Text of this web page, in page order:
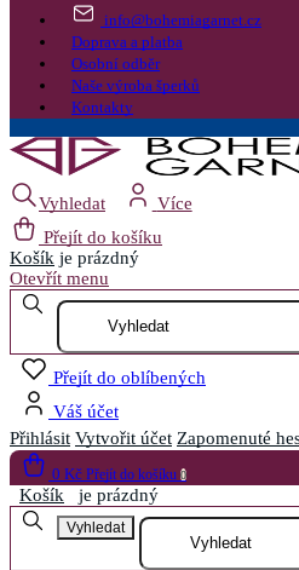
info@bohemiagarnet.cz
Doprava a platba
Osobní odběr
Naše výroba šperků
Kontakty
Vyhledat
Více
Přejít do košíku
Košík je prázdný
Otevřít menu
Přejít do oblíbených
Váš účet
Přihlásit Vytvořit účet Zapomenuté
0 Kč Přejít do košíku 0
Košík je prázdný
Vyhledat